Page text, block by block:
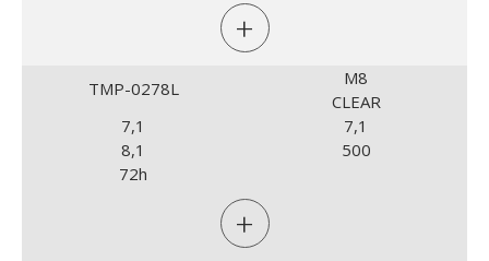
+
TMP-0278L
M8
CLEAR
7,1
7,1
8,1
500
72h
+